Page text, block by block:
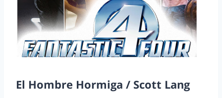
El Hombre Hormiga / Scott Lang